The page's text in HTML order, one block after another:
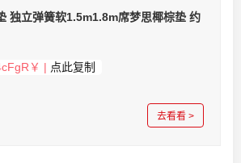
独立弹簧软1.5m1.8m席梦思椰棕垫 约
￥ | 点此复制
去看看 >